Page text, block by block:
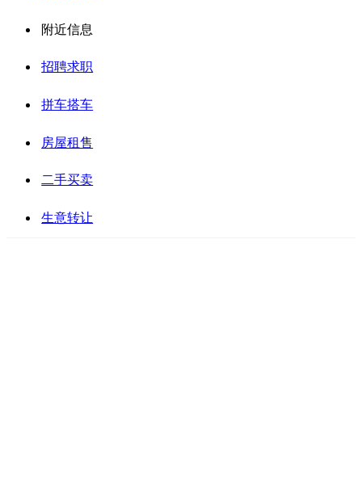
附近信息
招聘求职
拼车搭车
房屋租售
二手买卖
生意转让